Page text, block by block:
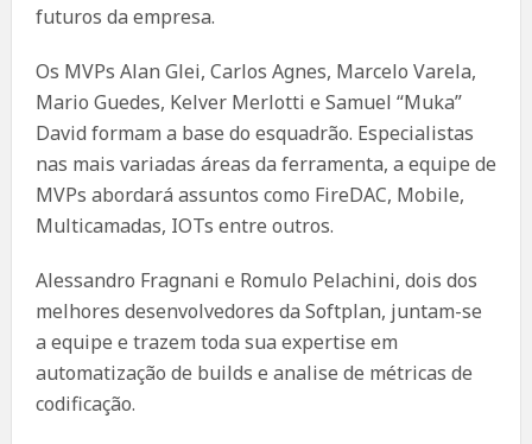
futuros da empresa.
Os MVPs Alan Glei, Carlos Agnes, Marcelo Varela,
Mario Guedes, Kelver Merlotti e Samuel “Muka”
David formam a base do esquadrão. Especialistas
nas mais variadas áreas da ferramenta, a equipe de
MVPs abordará assuntos como FireDAC, Mobile,
Multicamadas, IOTs entre outros.
Alessandro Fragnani e Romulo Pelachini, dois dos
melhores desenvolvedores da Softplan, juntam-se
a equipe e trazem toda sua expertise em
automatização de builds e analise de métricas de
codificação.